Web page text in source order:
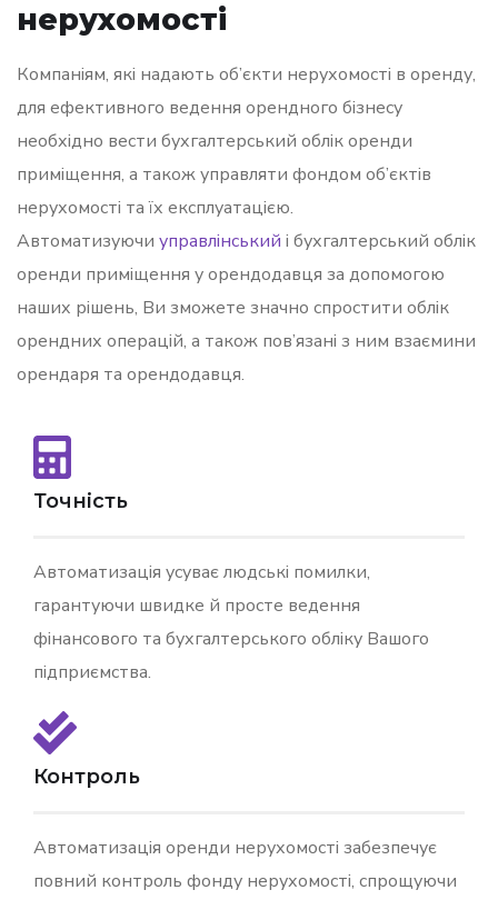
нерухомості
Компаніям, які надають об’єкти нерухомості в оренду,
для ефективного ведення орендного бізнесу
необхідно вести бухгалтерський облік оренди
приміщення, а також управляти фондом об’єктів
нерухомості та їх експлуатацією.
Автоматизуючи управлінський і бухгалтерський облік
оренди приміщення у орендодавця за допомогою
наших рішень, Ви зможете значно спростити облік
орендних операцій, а також пов’язані з ним взаємини
орендаря та орендодавця.
Точність
Автоматизація усуває людські помилки,
гарантуючи швидке й просте ведення
фінансового та бухгалтерського обліку Вашого
підприємства.
Контроль
Автоматизація оренди нерухомості забезпечує
повний контроль фонду нерухомості, спрощуючи